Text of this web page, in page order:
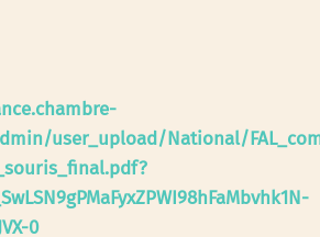
user_upload/National/
0